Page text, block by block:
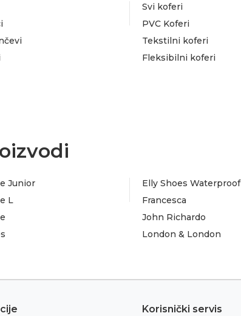
Svi koferi
PVC Koferi
Tekstilni koferi
Fleksibilni koferi
Junior
L
Elly Shoes Waterproof
Francesca
John Richardo
London & London
Korisnički servis